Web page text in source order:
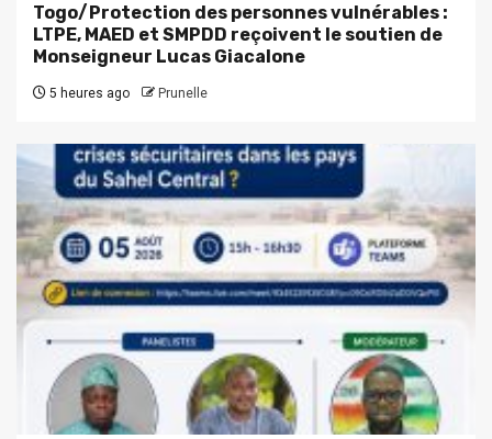
Togo/Protection des personnes vulnérables :
LTPE, MAED et SMPDD reçoivent le soutien de
Monseigneur Lucas Giacalone
5 heures ago Prunelle